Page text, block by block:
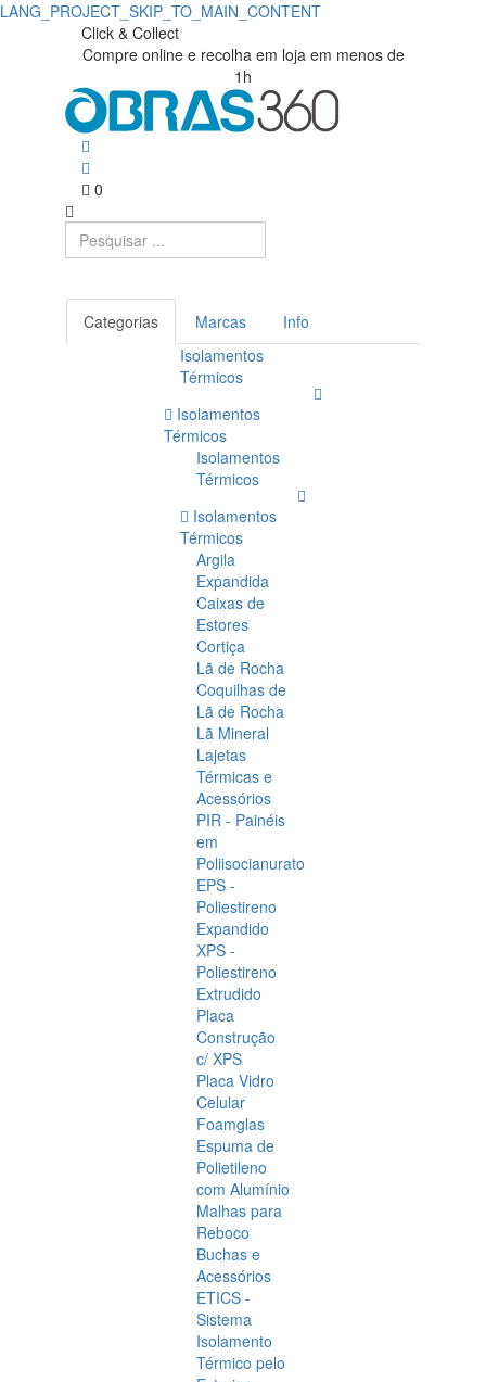
LANG_PROJECT_SKIP_TO_MAIN_CONTENT
Click & Collect
Compre online e recolha em loja em menos de
1h
0
Categorias Marcas
Info
Isolamentos
Térmicos
Isolamentos
Térmicos
Isolamentos
Térmicos
Isolamentos
Térmicos
Argila
Expandida
Caixas de
Estores
Cortiça
Lã de Rocha
Coquilhas de
Lã de Rocha
Lã Mineral
Lajetas
Térmicas e
Acessórios
PIR - Painéis
em
Poliisocianurato
EPS -
Poliestireno
Expandido
XPS -
Poliestireno
Extrudido
Placa
Construção
c/ XPS
Placa Vidro
Celular
Foamglas
Espuma de
Polietileno
com Alumínio
Malhas para
Reboco
Buchas e
Acessórios
ETICS -
Sistema
Isolamento
Térmico pelo